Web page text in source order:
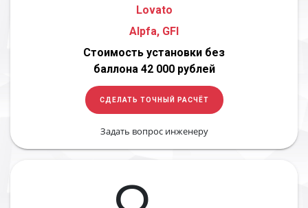
Lovato
Alpfa, GFI
Стоимость установки без
баллона 42 000 рублей
СДЕЛАТЬ ТОЧНЫЙ РАСЧЁТ
Задать вопрос инженеру